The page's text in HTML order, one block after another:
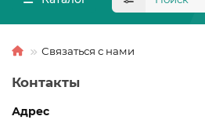
Связаться с нами
Контакты
Адрес